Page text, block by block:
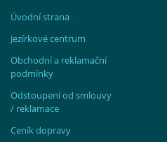
Úvodní strana
Jezírkové centrum
Obchodní a reklamační
podmínky
Odstoupení od smlouvy
/ reklamace
Ceník dopravy